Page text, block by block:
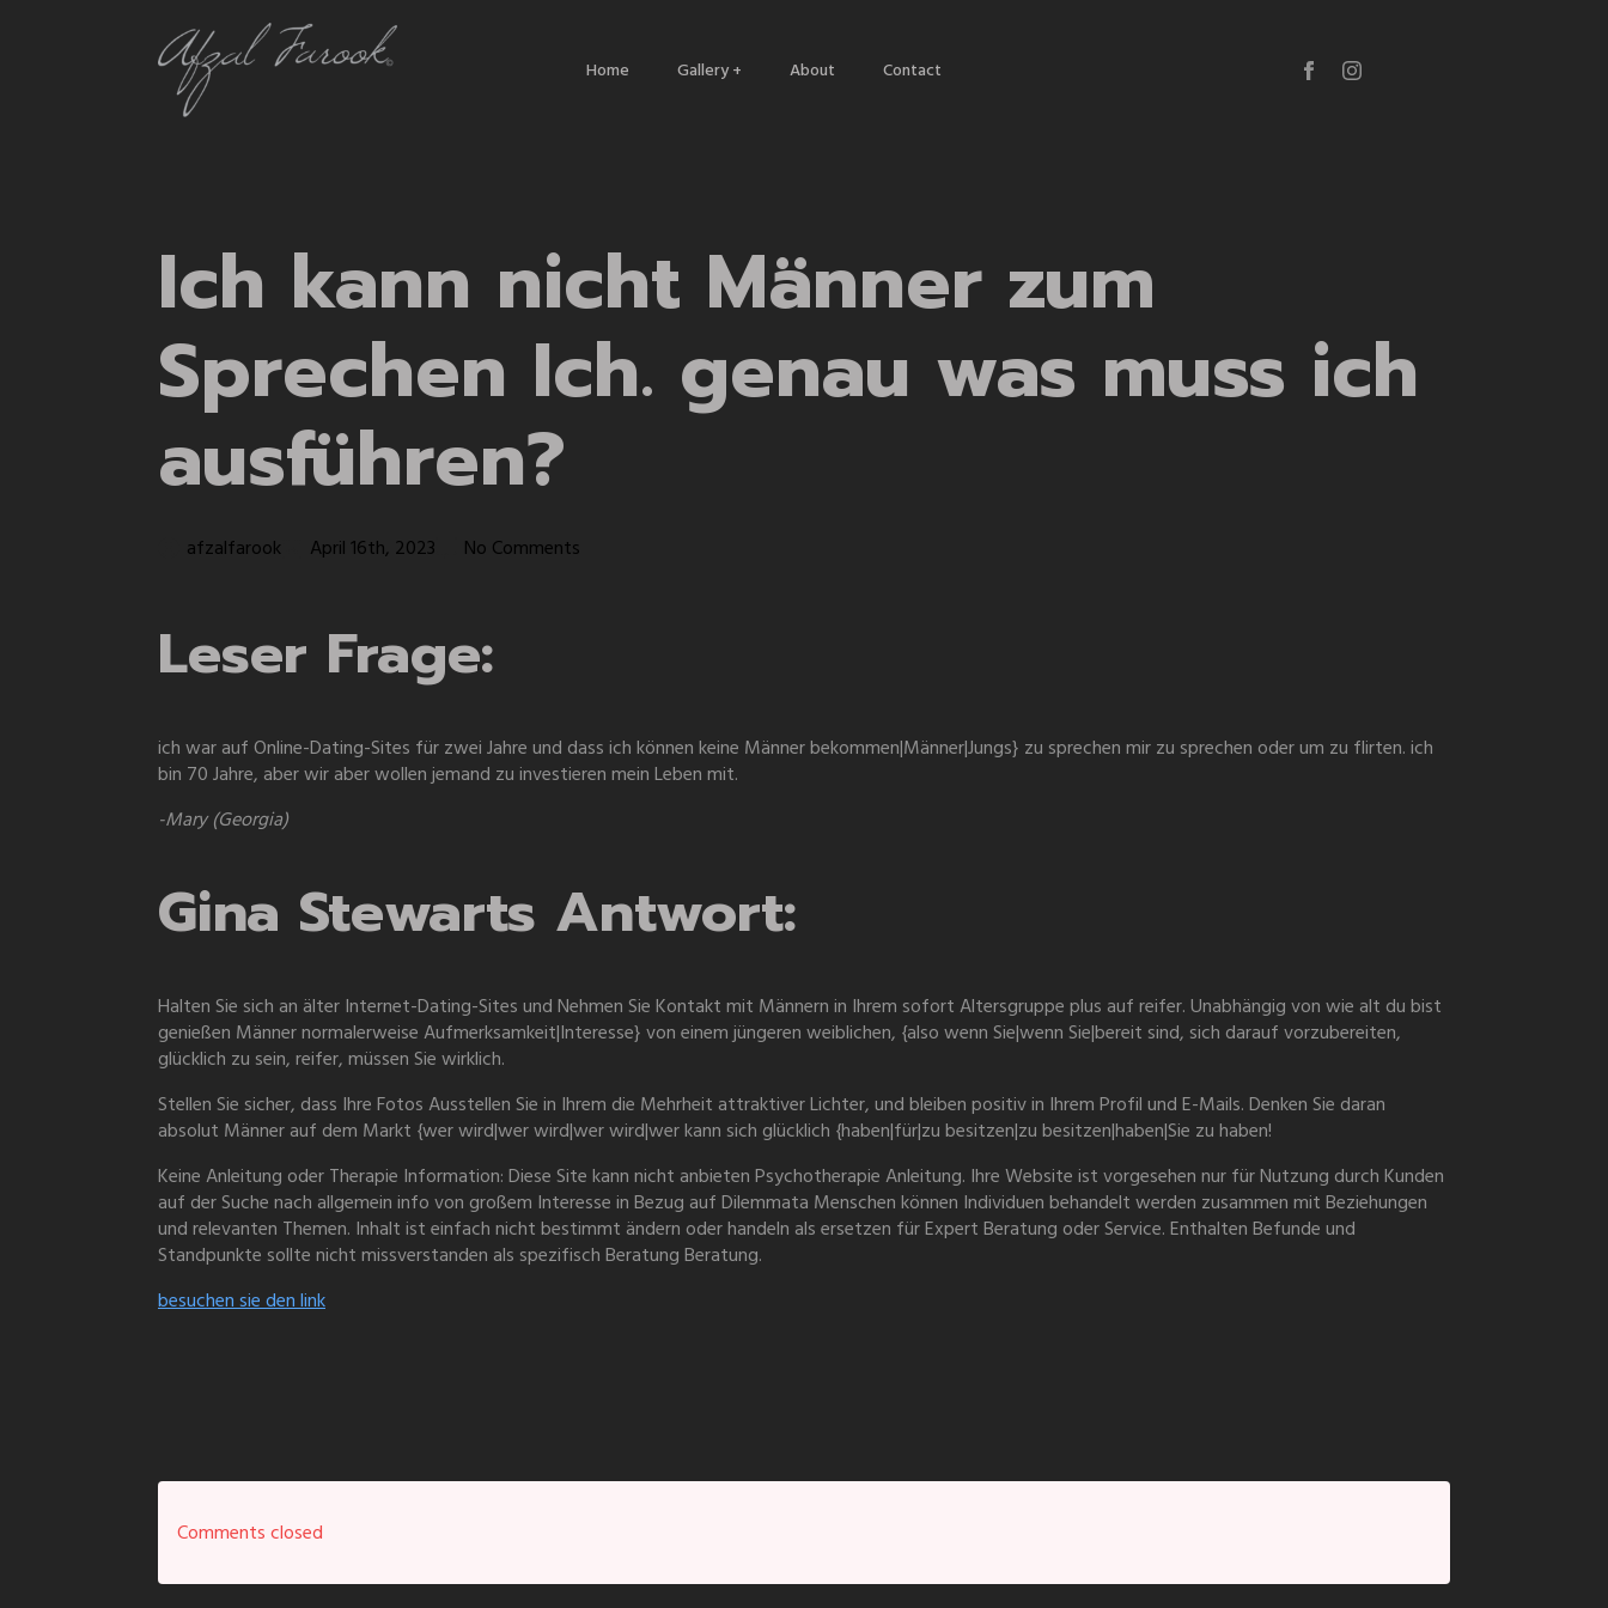
Home Gallery + About Contact
Ich kann nicht Männer zum
Sprechen Ich. genau was muss ich
ausführen?
afzalfarook April 16th, 2023 No Comments
Leser Frage:
ich war auf Online-Dating-Sites für zwei Jahre und dass ich können keine Männer bekommen|Männer|Jungs} zu sprechen mir zu sprechen oder um zu flirten. ich
bin 70 Jahre, aber wir aber wollen jemand zu investieren mein Leben mit.
-Mary (Georgia)
Gina Stewarts Antwort:
Halten Sie sich an älter Internet-Dating-Sites und Nehmen Sie Kontakt mit Männern in Ihrem sofort Altersgruppe plus auf reifer. Unabhängig von wie alt du bist
genießen Männer normalerweise Aufmerksamkeit|Interesse} von einem jüngeren weiblichen, {also wenn Sie|wenn Sie|bereit sind, sich darauf vorzubereiten,
glücklich zu sein, reifer, müssen Sie wirklich.
Stellen Sie sicher, dass Ihre Fotos Ausstellen Sie in Ihrem die Mehrheit attraktiver Lichter, und bleiben positiv in Ihrem Profil und E-Mails. Denken Sie daran
absolut Männer auf dem Markt {wer wird|wer wird|wer wird|wer kann sich glücklich {haben|für|zu besitzen|zu besitzen|haben|Sie zu haben!
Keine Anleitung oder Therapie Information: Diese Site kann nicht anbieten Psychotherapie Anleitung. Ihre Website ist vorgesehen nur für Nutzung durch Kunden
auf der Suche nach allgemein info von großem Interesse in Bezug auf Dilemmata Menschen können Individuen behandelt werden zusammen mit Beziehungen
und relevanten Themen. Inhalt ist einfach nicht bestimmt ändern oder handeln als ersetzen für Expert Beratung oder Service. Enthalten Befunde und
Standpunkte sollte nicht missverstanden als spezifisch Beratung Beratung.
besuchen sie den link
Comments closed